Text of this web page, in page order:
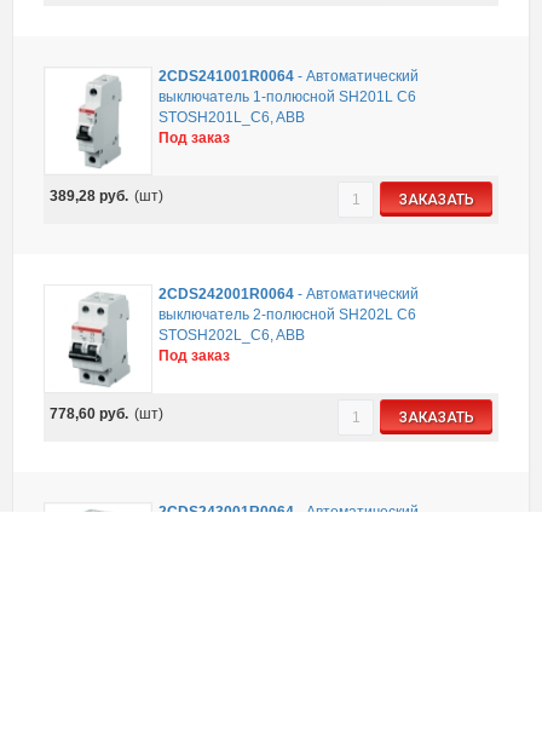
2CDS241001R0064- Автоматический
выключатель 1-полюсной SH201L C6
STOSH201L_C6, ABB
Под заказ
389,28 руб. (шт) ЗАКАЗАТЬ
2CDS242001R0064- Автоматический
выключатель 2-полюсной SH202L C6
STOSH202L_C6, ABB
Под заказ
778,60 руб. (шт) ЗАКАЗАТЬ
2CDS243001R0064
Автоматический